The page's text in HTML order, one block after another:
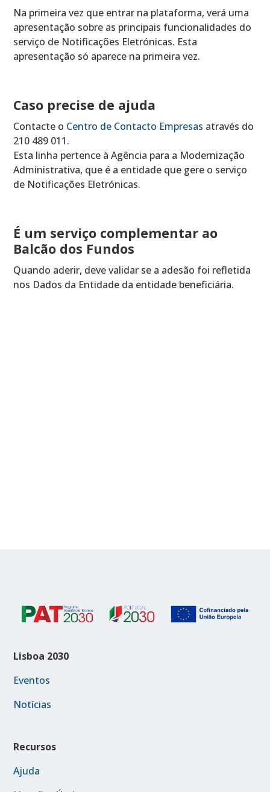
Na primeira vez que entrar na plataforma, verá uma
apresentação sobre as principais funcionalidades do
serviço de Notificações Eletrónicas. Esta
apresentação só aparece na primeira vez.
Caso precise de ajuda
Contacte o Centro de Contacto Empresas através do
210 489 011.
Esta linha pertence à Agência para a Modernização
Administrativa, que é a entidade que gere o serviço
de Notificações Eletrónicas.
É um serviço complementar ao
Balcão dos Fundos
Quando aderir, deve validar se a adesão foi refletida
nos Dados da Entidade da entidade beneficiária.
Lisboa 2030
Eventos
Notícias
Recursos
Ajuda